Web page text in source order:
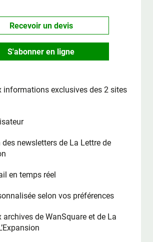
Recevoir un devis
S'abonner en ligne
informations exclusives des 2 sites
des newsletters de La Lettre de
en temps réel
selon vos préférences
archives de WanSquare et de La